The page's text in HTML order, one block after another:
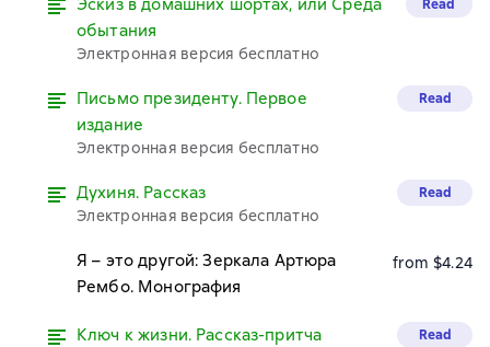
Эскиз в домашних шортах, или Среда
обытания
Электронная версия бесплатно
Read
Письмо президенту. Первое
издание
Электронная версия бесплатно
Read
Духиня. Рассказ
Электронная версия бесплатно
Read
Я – это другой: Зеркала Артюра
Рембо. Монография
from $4.24
Ключ к жизни. Рассказ-притча Read